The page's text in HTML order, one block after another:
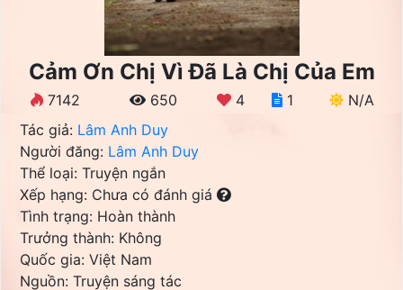
Cảm Ơn Chị Vì Đã Là Chị Của Em
7142 650 4 1
N/A
Tác giả: Lâm Anh Duy
Người đăng: Lâm Anh Duy
Thể loại: Truyện ngắn
Xếp hạng: Chưa có đánh giá
Tình trạng: Hoàn thành
Trưởng thành: Không
Quốc gia: Việt Nam
Nguồn: Truyện sáng tác